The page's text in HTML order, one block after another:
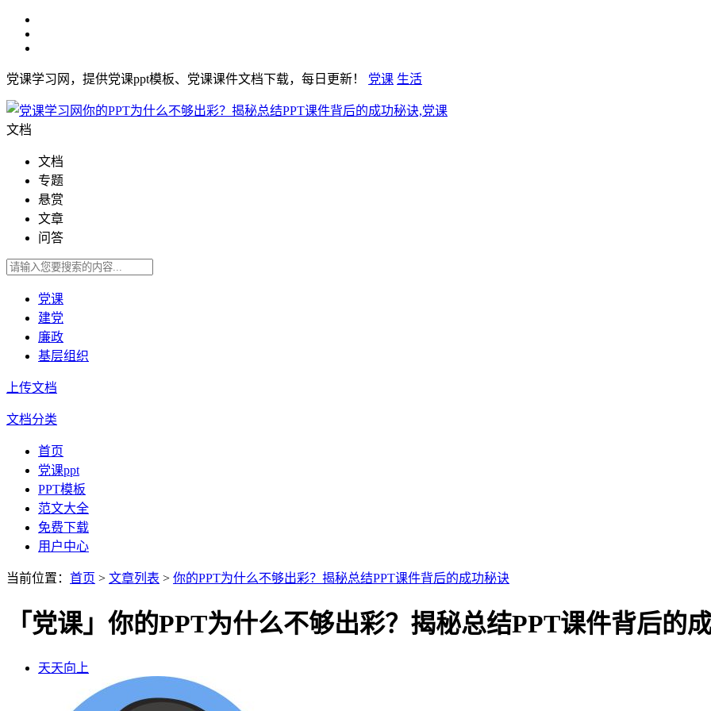
党课学习网，提供党课ppt模板、党课课件文档下载，每日更新！ 党课 生活
文档
文档
专题
悬赏
文章
问答
党课
建党
廉政
基层组织
上传文档
文档分类
首页
党课ppt
PPT模板
范文大全
免费下载
用户中心
当前位置： 首页 > 文章列表 > 你的PPT为什么不够出彩？揭秘总结PPT课件背后的成功秘诀
「党课」你的PPT为什么不够出彩？揭秘总结PPT课件背后的
天天向上